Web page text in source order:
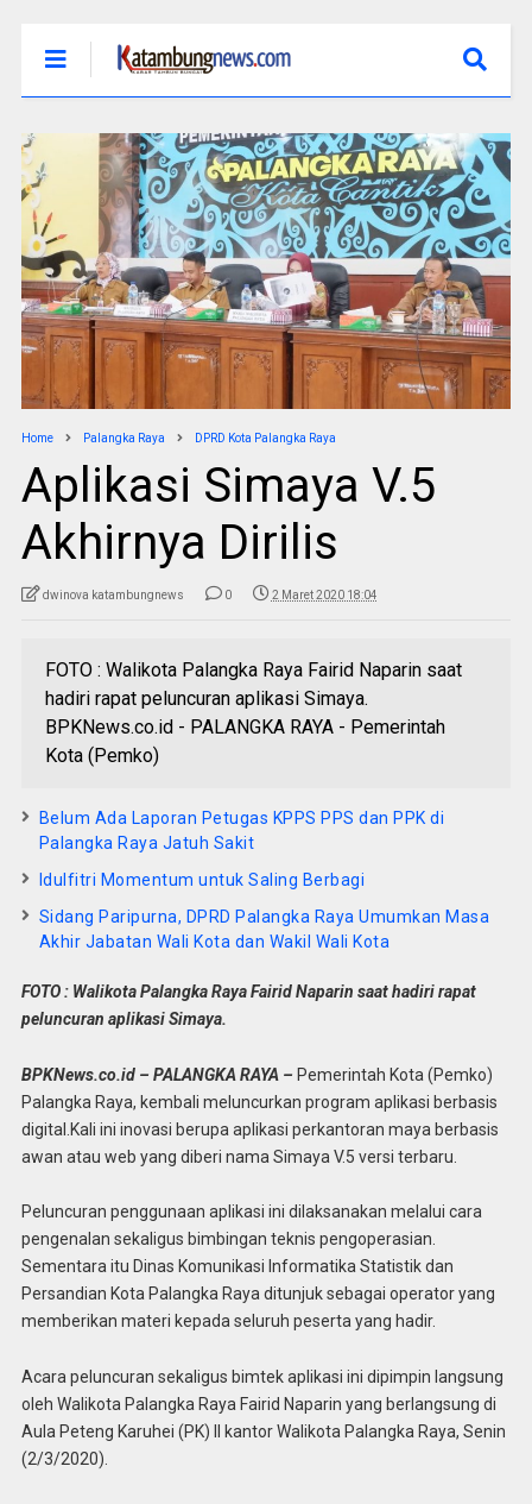
Home Palangka Raya DPRD Kota Palangka Raya
Aplikasi Simaya V.5
Akhirnya Dirilis
dwinova katambungnews 0 2 Maret 2020 18:04
FOTO : Walikota Palangka Raya Fairid Naparin saat
hadiri rapat peluncuran aplikasi Simaya.
BPKNews.co.id - PALANGKA RAYA - Pemerintah
Kota (Pemko)
Belum Ada Laporan Petugas KPPS PPS dan PPK di
Palangka Raya Jatuh Sakit
Idulfitri Momentum untuk Saling Berbagi
Sidang Paripurna, DPRD Palangka Raya Umumkan Masa
Akhir Jabatan Wali Kota dan Wakil Wali Kota
FOTO : Walikota Palangka Raya Fairid Naparin saat hadiri rapat
peluncuran aplikasi Simaya.
BPKNews.co.id – PALANGKA RAYA – Pemerintah Kota (Pemko)
Palangka Raya, kembali meluncurkan program aplikasi berbasis
digital.Kali ini inovasi berupa aplikasi perkantoran maya berbasis
awan atau web yang diberi nama Simaya V.5 versi terbaru.
Peluncuran penggunaan aplikasi ini dilaksanakan melalui cara
pengenalan sekaligus bimbingan teknis pengoperasian.
Sementara itu Dinas Komunikasi Informatika Statistik dan
Persandian Kota Palangka Raya ditunjuk sebagai operator yang
memberikan materi kepada seluruh peserta yang hadir.
Acara peluncuran sekaligus bimtek aplikasi ini dipimpin langsung
oleh Walikota Palangka Raya Fairid Naparin yang berlangsung di
Aula Peteng Karuhei (PK) II kantor Walikota Palangka Raya, Senin
(2/3/2020).